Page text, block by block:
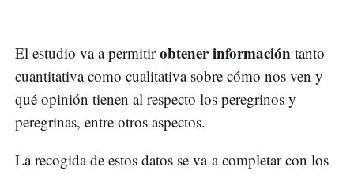
El estudio va a permitirobtener información tanto
cuantitativa como cualitativa sobre cómo nos ven y
qué opinión tienen al respecto los peregrinos y
peregrinas, entre otros aspectos.
La recogida de estos datos se va a completar con los